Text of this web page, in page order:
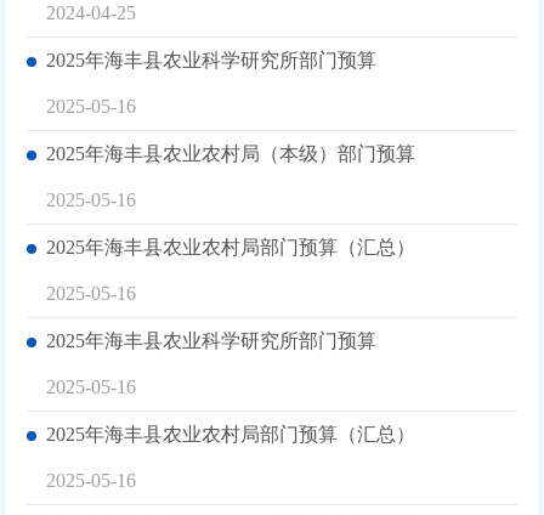
2024-04-25
2025年海丰县农业科学研究所部门预算
2025-05-16
2025年海丰县农业农村局（本级）部门预算
2025-05-16
2025年海丰县农业农村局部门预算（汇总）
2025-05-16
2025年海丰县农业科学研究所部门预算
2025-05-16
2025年海丰县农业农村局部门预算（汇总）
2025-05-16